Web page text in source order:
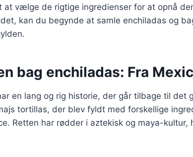
at vælge de rigtige ingredienser for at opnå
kan du begynde at samle enchiladas og
bag enchiladas: Fra
en lang og rig historie, der går tilbage til det
tortillas, der blev fyldt med forskellige
Retten har rødder i aztekisk og maya-kultur,